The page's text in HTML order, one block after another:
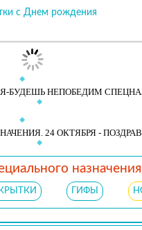
с Днем рождения
БУДЕШЬ НЕПОБЕДИМ
24 ОКТЯБРЯ -
ГИФЫ